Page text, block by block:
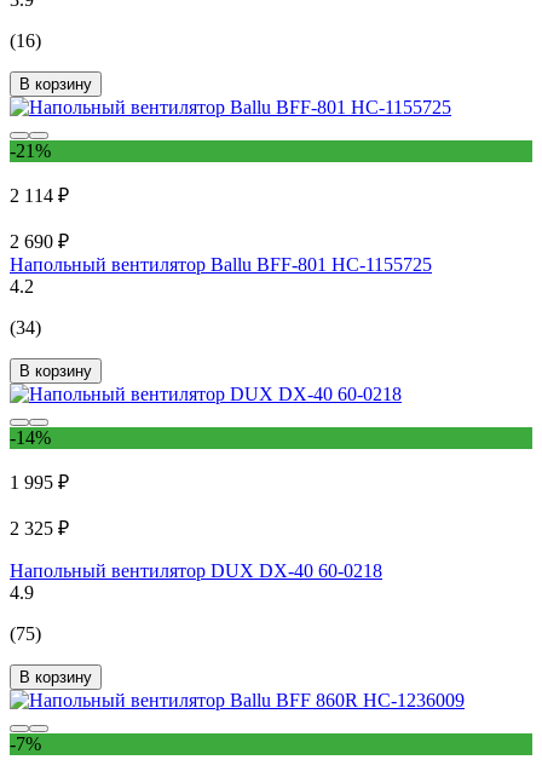
(16)
В корзину
-21%
2 114 ₽
2 690 ₽
Напольный вентилятор Ballu BFF-801 НС-1155725
4.2
(34)
В корзину
-14%
1 995 ₽
2 325 ₽
Напольный вентилятор DUX DX-40 60-0218
4.9
(75)
В корзину
-7%